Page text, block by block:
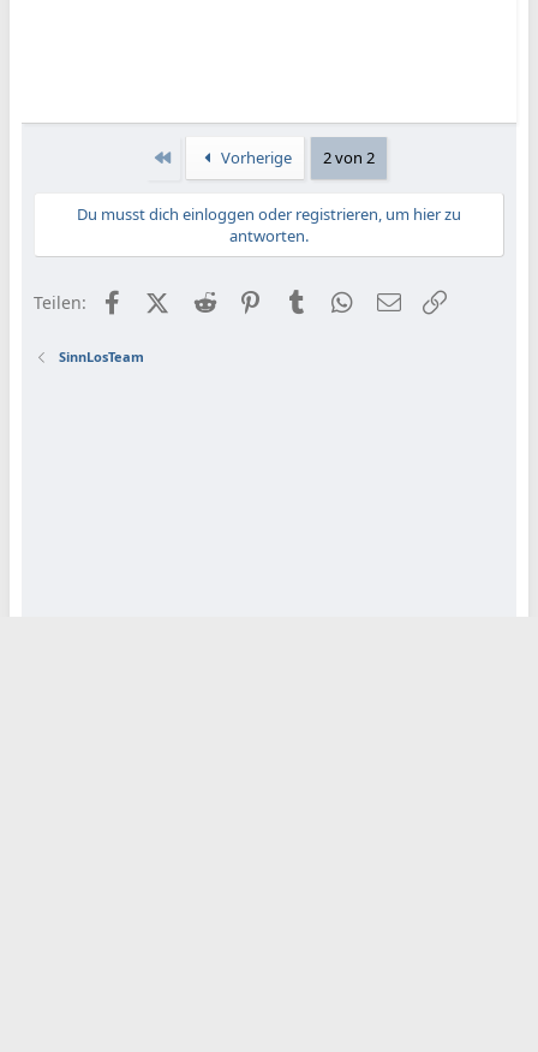
Erste Vorherige 2 von 2
Du musst dich einloggen oder registrieren, um hier zu
antworten.
Teilen: FacebookX (Twitter)
Reddit PinterestTumblr WhatsApp
E-Mail
SinnLosTeam